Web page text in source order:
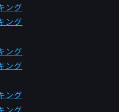
ング
ング
ング
ング
ング
ング